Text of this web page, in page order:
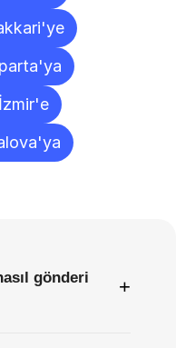
gönderi
+